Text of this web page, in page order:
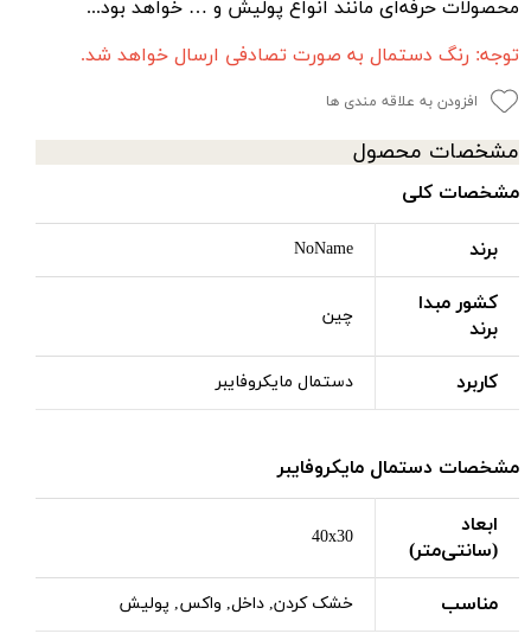
محصولات حرفه‌ای مانند انواع پولیش و … خواهد بود...
توجه: رنگ دستمال به صورت تصادفی ارسال خواهد شد.
افزودن به علاقه مندی ها
مشخصات محصول
مشخصات کلی
برند NoName
کشور مبدا
برند
چین
کاربرد دستمال مایکروفایبر
مشخصات دستمال مایکروفایبر
ابعاد
(سانتی‌متر)
40x30
مناسب خشک کردن, داخل, واکس, پولیش